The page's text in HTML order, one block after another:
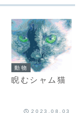
動物
睨むシャム猫
2023.08.03